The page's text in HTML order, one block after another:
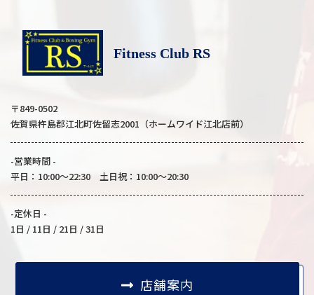
Fitness Club RS
〒849-0502
佐賀県杵島郡江北町佐留志2001（ホームワイド江北店前）
-営業時間 -
平日：10:00～22:30 土日祝：10:00～20:30
-定休日 -
1日 / 11日 / 21日 / 31日
店舗案内